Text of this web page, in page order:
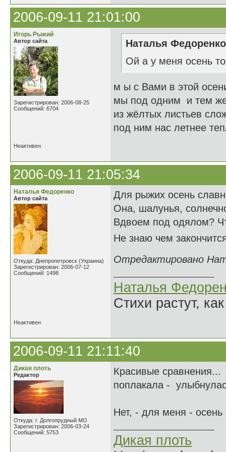
2006-09-11 21:01:00
Игорь Рыжий
Автор сайта
Зарегистрирован: 2006-08-25
Сообщений: 6704
Наталья
Ой а у меня осень
м ы с Вами в этой
мы под одним и тем
из жёлтых листьев
под ним нас летнее
Неактивен
2006-09-11 21:05:34
Наталья Федоренко
Автор сайта
Откуда: Днепропетровск (Украина)
Зарегистрирован: 2006-07-12
Сообщений: 1498
Для рыжих осень
Она, шалунья,
Вдвоем под одялом?
Не знаю чем
Отредактировано
Наталья
Стихи растут,
Неактивен
2006-09-11 21:11:40
Дикая плоть
Редактор
Откуда: г. Долгопрудный МО
Зарегистрирован: 2006-03-24
Сообщений: 5753
Красивые сравнения...
поплакала -
Нет, - для меня -
Дикая плоть